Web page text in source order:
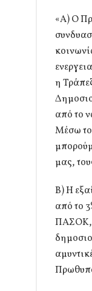
«Α) Ο
η
από το
Μέσω
μας,
Β) Η
από το
ΠΑΣΟΚ,